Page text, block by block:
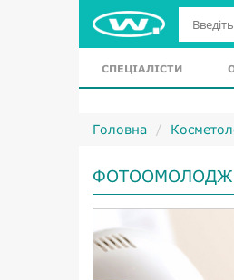
СПЕЦІАЛІСТИ
Головна